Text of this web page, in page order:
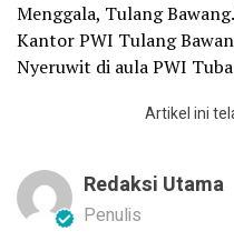
Menggala, Tulang
Kantor PWI Tulang
Nyeruwit di aula PWI
Artikel ini
Redaksi Utama
Penulis